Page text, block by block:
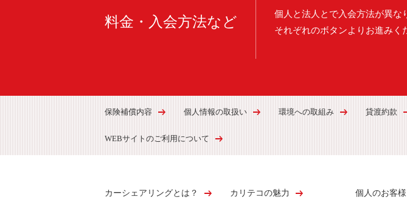
料金・入会方法など
個人と法人とで入会方法が異な
それぞれのボタンよりお進みく
保険補償内容 個人情報の取扱い 環境への取組み 貸渡約款
WEBサイトのご利用について
カーシェアリングとは？ カリテコの魅力 個人のお客様